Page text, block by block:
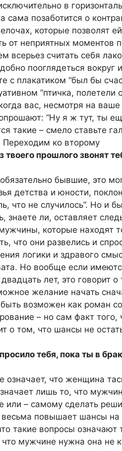
в
позаботится о
которые позволят
от неприятных моментов
всерьез считать себя
пооглядеться вокруг
с плакатиком “был бы
“птичка, полетели
вас, несмотря на ваше
“Ну я ж тут, ты
такие – смело ставьте
ко второму
прошлого звонят
бывшие, это
детства и юности,
что не случилось”. Но и
знаете ли, оставляет
которые находят
что они развелись и
логики и здравого
Но вообще если
лет, это говорит
желание начать
возможен как роман
– но сам факт
о том, что шансы не
тебя, пока ты в
означает, что женщина
лишь то, что
или – самому сделать
повышает шансы на
такие вопросы
что мужчине нужна она не